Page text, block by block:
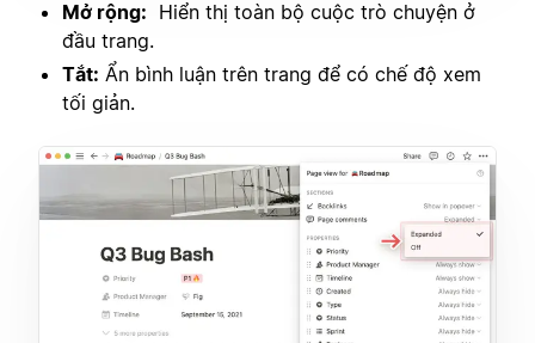
Mở rộng: Hiển thị toàn bộ cuộc trò chuyện ở
đầu trang.
Tắt: Ẩn bình luận trên trang để có chế độ xem
tối giản.